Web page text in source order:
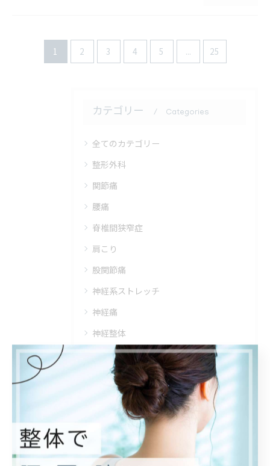
1 2 3 4 5 ... 25
カテゴリー Categories
全てのカテゴリー
整形外科
関節痛
腰痛
脊椎間狭窄症
肩こり
股関節痛
神経系ストレッチ
神経痛
神経整体
神経
整骨院
慢性通
慢性痛
後遺症